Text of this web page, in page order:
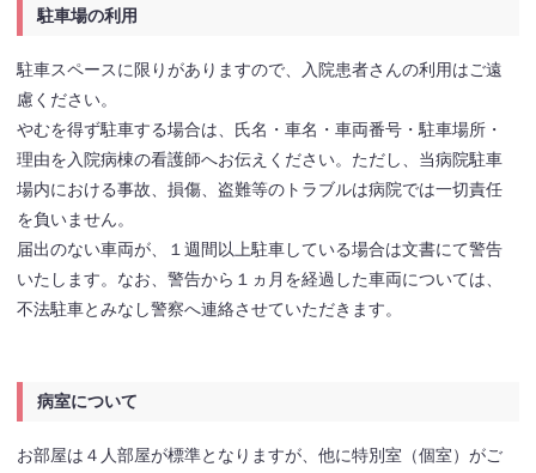
駐車場の利用
駐車スペースに限りがありますので、入院患者さんの利用はご遠
慮ください。
やむを得ず駐車する場合は、氏名・車名・車両番号・駐車場所・
理由を入院病棟の看護師へお伝えください。ただし、当病院駐車
場内における事故、損傷、盗難等のトラブルは病院では一切責任
を負いません。
届出のない車両が、１週間以上駐車している場合は文書にて警告
いたします。なお、警告から１ヵ月を経過した車両については、
不法駐車とみなし警察へ連絡させていただきます。
病室について
お部屋は４人部屋が標準となりますが、他に特別室（個室）がご